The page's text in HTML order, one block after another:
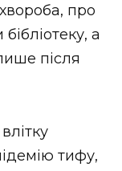
про
а
після
тифу,